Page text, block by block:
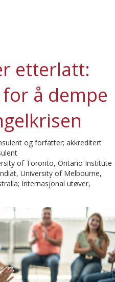
etterlatt:
å dempe
og forfatter; akkreditert
of Toronto, Ontario Institute
University of Melbourne,
Internasjonal utøver,